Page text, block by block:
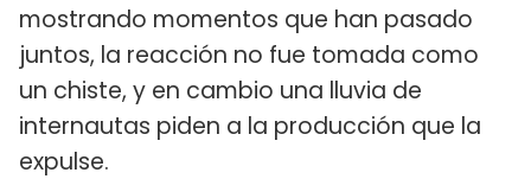
mostrando momentos que han pasado
juntos, la reacción no fue tomada como
un chiste, y en cambio una lluvia de
internautas piden a la producción que la
expulse.